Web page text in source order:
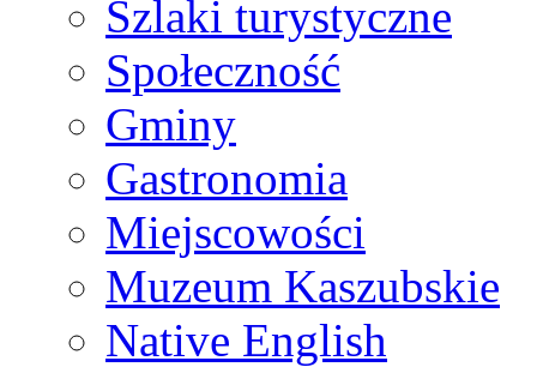
Szlaki turystyczne
Społeczność
Gminy
Gastronomia
Miejscowości
Muzeum Kaszubskie
Native English